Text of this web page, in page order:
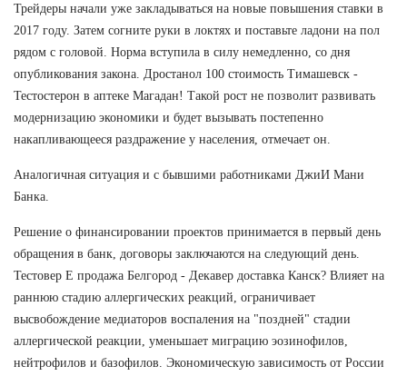
Трейдеры начали уже закладываться на новые повышения ставки в
2017 году. Затем согните руки в локтях и поставьте ладони на пол
рядом с головой. Норма вступила в силу немедленно, со дня
опубликования закона. Дростанол 100 стоимость Тимашевск -
Тестостерон в аптеке Магадан! Такой рост не позволит развивать
модернизацию экономики и будет вызывать постепенно
накапливающееся раздражение у населения, отмечает он.
Аналогичная ситуация и с бывшими работниками ДжиИ Мани
Банка.
Решение о финансировании проектов принимается в первый день
обращения в банк, договоры заключаются на следующий день.
Тестовер Е продажа Белгород - Декавер доставка Канск? Влияет на
раннюю стадию аллергических реакций, ограничивает
высвобождение медиаторов воспаления на "поздней" стадии
аллергической реакции, уменьшает миграцию эозинофилов,
нейтрофилов и базофилов. Экономическую зависимость от России